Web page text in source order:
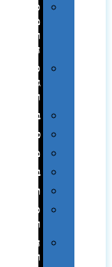
סביבת
מחשב
וציוד
היקפי
סוללות
גיבוי
ומטענים
ביגוד
כובעים
מגבות
בקבוקים
תרמי
ספלים
וכוסות
הוקרה
ואומנות